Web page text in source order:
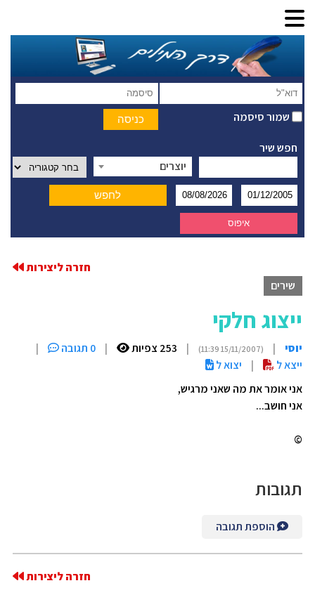
שמור סיסמה
חפש שיר
יוצרים
חזרה ליצירות
שירים
ייצוג חלקי
יוסי |
(15/11/2007 11:39)
| 253 צפיות | 0 תגובה
|
ייצא ל
|
יצוא ל
אני אומר את מה שאני מרגיש,
אני חושב...
©
תגובות
הוספת תגובה
חזרה ליצירות